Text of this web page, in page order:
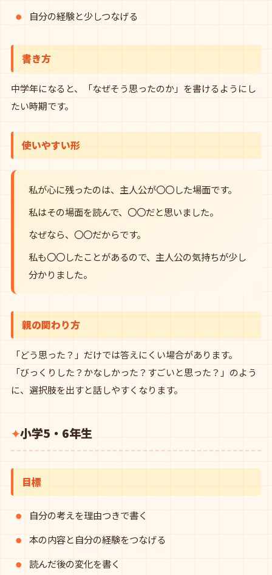
自分の経験と少しつなげる
書き方
中学年になると、「なぜそう思ったのか」を書けるようにし
たい時期です。
使いやすい形
私が心に残ったのは、主人公が〇〇した場面です。
私はその場面を読んで、〇〇だと思いました。
なぜなら、〇〇だからです。
私も〇〇したことがあるので、主人公の気持ちが少し
分かりました。
親の関わり方
「どう思った？」だけでは答えにくい場合があります。
「びっくりした？かなしかった？すごいと思った？」のよう
に、選択肢を出すと話しやすくなります。
小学5・6年生
目標
自分の考えを理由つきで書く
本の内容と自分の経験をつなげる
読んだ後の変化を書く